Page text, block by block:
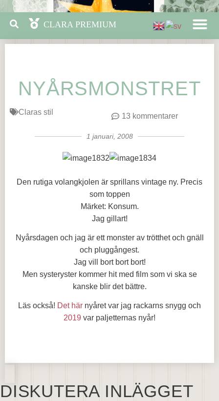
NYÅRSMONSTRET
Claras stil 13 kommentarer
1 januari, 2008
Den rutiga volangkjolen är sprillans vintage ny. Precis
som toppen
Märket: Konsum.
Jag gillart!
Nyårsdagen och jag är ett monster av trötthet och gnäll
och pluggångest.
Jag vill bort bort bort!
Men systeryster kommer hit med film som vi ska se
kanske blir det bättre.
Läs också! Det här nyåret var jag rackarns snygg och
2019 var paljetternas nyår!
DISKUTERA INLÄGGET